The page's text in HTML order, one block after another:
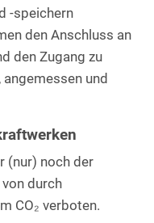
-speichern
den Anschluss an
den Zugang zu
und
(nur) noch der
durch
CO₂ verboten.